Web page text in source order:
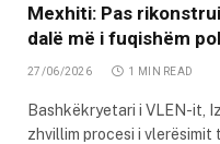
Mexhiti: Pas
dalë më i fuqishëm
27/06/2026 1 MIN READ
Bashkëkryetari i VLEN-it,
zhvillim procesi i vlerësimit